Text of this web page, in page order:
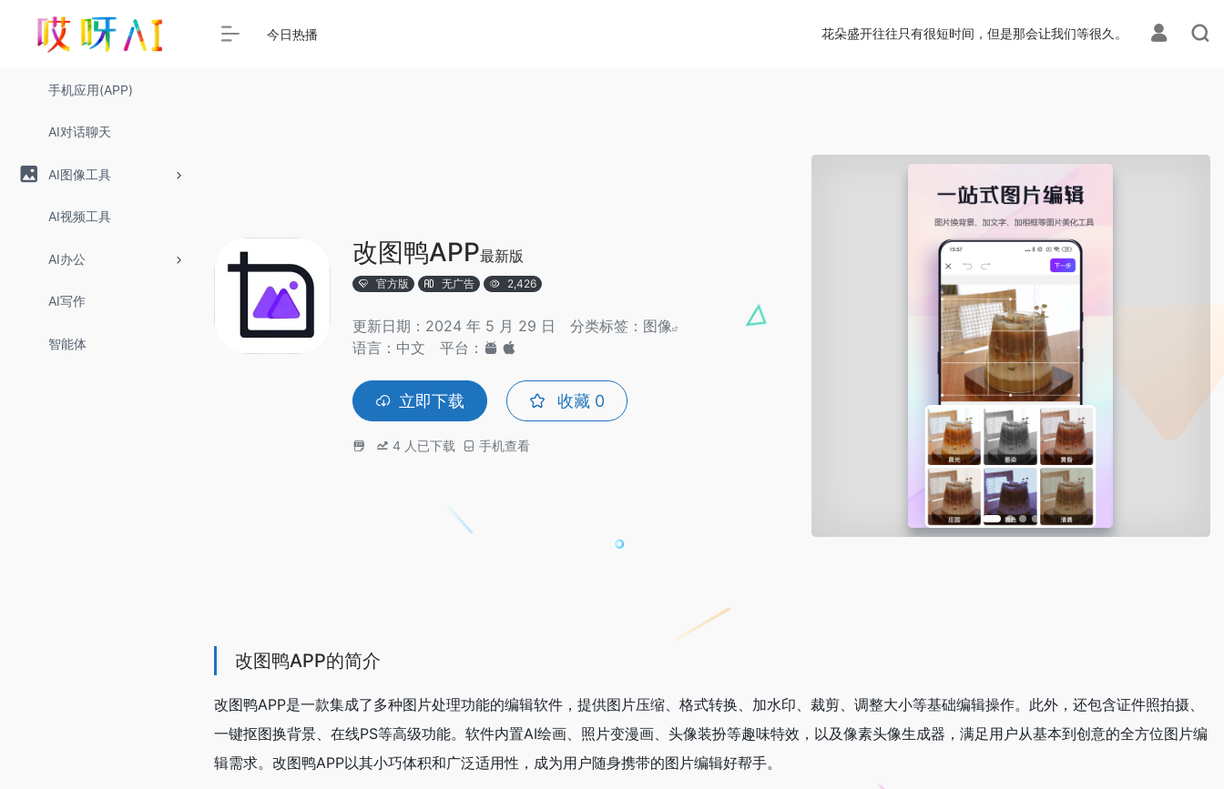
手机应用(APP)
AI对话聊天
AI图像工具
AI视频工具
AI办公
AI写作
智能体
今日热播 花朵盛开往往只有很短时间，但是那会让我们等很久。
改图鸭APP最新版
官方版 无广告 2,426
更新日期：2024 年 5 月 29 日 分类标签： 图像
语言：中文
平台：
立即下载 收藏 0
4 人已下载 手机查看
改图鸭APP的简介
改图鸭APP是一款集成了多种图片处理功能的编辑软件，提供图片压缩、格式转换、加水印、裁剪、调整大小等基础编辑操作。此外，还包含证件照拍摄、
一键抠图换背景、在线PS等高级功能。软件内置AI绘画、照片变漫画、头像装扮等趣味特效，以及像素头像生成器，满足用户从基本到创意的全方位图片编
辑需求。改图鸭APP以其小巧体积和广泛适用性，成为用户随身携带的图片编辑好帮手。